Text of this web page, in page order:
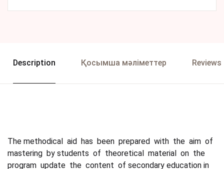
Description Қосымша мәліметтер Reviews
The methodical aid has been prepared with the aim of
mastering by students of theoretical material on the
program update the content of secondary education in